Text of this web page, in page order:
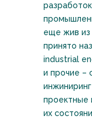
еще жив из
принято
industrial
и прочие –
проектные
их